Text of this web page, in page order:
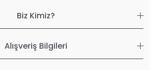
Biz Kimiz?
Alışveriş Bilgileri